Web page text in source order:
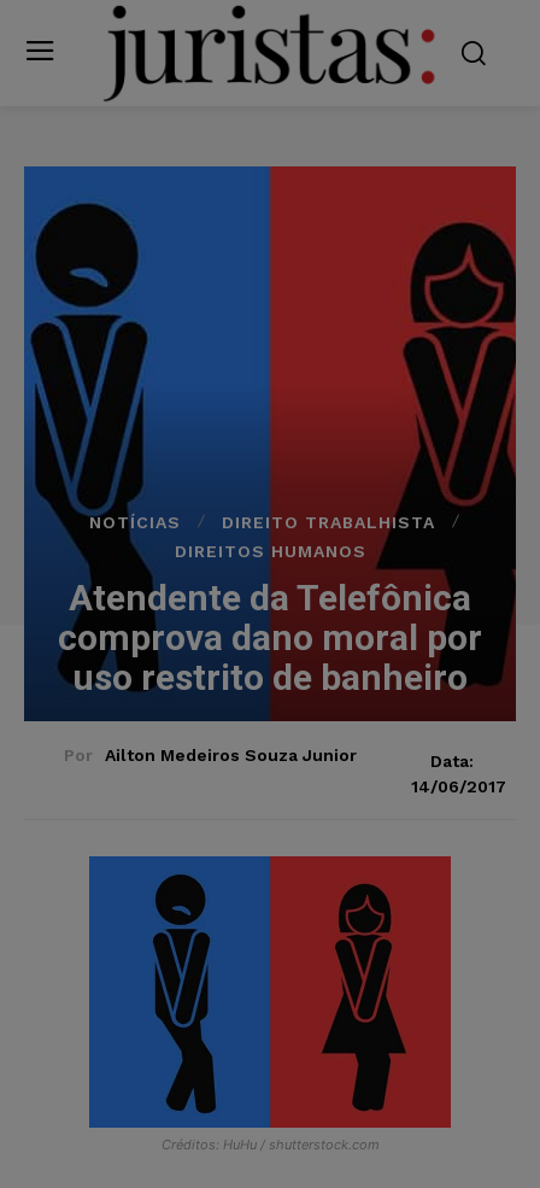
NOTÍCIAS
DIREITO TRABALHISTA
DIREITOS HUMANOS
Atendente da Telefônica
comprova dano moral por
uso restrito de banheiro
Por Ailton Medeiros Souza Junior
Data:
14/06/2017
Créditos: HuHu / shutterstock.com